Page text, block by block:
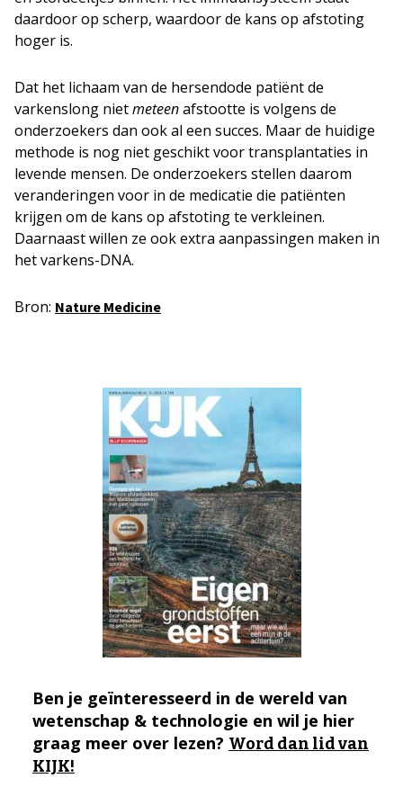
daardoor op scherp, waardoor de kans op afstoting
hoger is.
Dat het lichaam van de hersendode patiënt de
varkenslong nietmeteenafstootte is volgens de
onderzoekers dan ook al een succes. Maar de huidige
methode is nog niet geschikt voor transplantaties in
levende mensen. De onderzoekers stellen daarom
veranderingen voor in de medicatie die patiënten
krijgen om de kans op afstoting te verkleinen.
Daarnaast willen ze ook extra aanpassingen maken in
het varkens-DNA.
Bron: Nature Medicine
Ben je geïnteresseerd in de wereld van
wetenschap & technologie en wil je hier
graag meer over lezen? Word dan lid van
KIJK!